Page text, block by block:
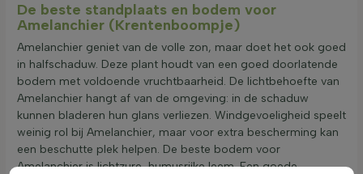
De beste standplaats en bodem voor
Amelanchier (Krentenboompje)
Amelanchier geniet van de volle zon, maar doet het ook goed
in halfschaduw. Deze plant houdt van een goed doorlatende
bodem met voldoende vruchtbaarheid. De lichtbehoefte van
Amelanchier hangt af van de omgeving: in de schaduw
kunnen bladeren hun glans verliezen. Windgevoeligheid speelt
weinig rol bij Amelanchier, maar voor extra bescherming kan
een beschutte plek helpen. De beste bodem voor
Amelanchier is lichtzure, humusrijke leem. Een goede